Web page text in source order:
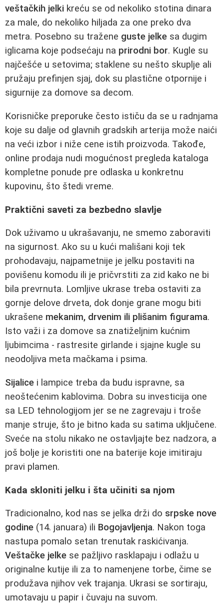
veštačkih jelki kreću se od nekoliko stotina dinara
za male, do nekoliko hiljada za one preko dva
metra. Posebno su tražene guste jelke sa dugim
iglicama koje podsećaju na prirodni bor. Kugle su
najčešće u setovima; staklene su nešto skuplje ali
pružaju prefinjen sjaj, dok su plastične otpornije i
sigurnije za domove sa decom.
Korisničke preporuke često ističu da se u radnjama
koje su dalje od glavnih gradskih arterija može naići
na veći izbor i niže cene istih proizvoda. Takođe,
online prodaja nudi mogućnost pregleda kataloga
kompletne ponude pre odlaska u konkretnu
kupovinu, što štedi vreme.
Praktični saveti za bezbedno slavlje
Dok uživamo u ukrašavanju, ne smemo zaboraviti
na sigurnost. Ako su u kući mališani koji tek
prohodavaju, najpametnije je jelku postaviti na
povišenu komodu ili je pričvrstiti za zid kako ne bi
bila prevrnuta. Lomljive ukrase treba ostaviti za
gornje delove drveta, dok donje grane mogu biti
ukrašene mekanim, drvenim ili plišanim figurama.
Isto važi i za domove sa znatiželjnim kućnim
ljubimcima - rastresite girlande i sjajne kugle su
neodoljiva meta mačkama i psima.
Sijalice i lampice treba da budu ispravne, sa
neoštećenim kablovima. Dobra su investicija one
sa LED tehnologijom jer se ne zagrevaju i troše
manje struje, što je bitno kada su satima uključene.
Sveće na stolu nikako ne ostavljajte bez nadzora, a
još bolje je koristiti one na baterije koje imitiraju
pravi plamen.
Kada skloniti jelku i šta učiniti sa njom
Tradicionalno, kod nas se jelka drži do srpske nove
godine (14. januara) ili Bogojavljenja. Nakon toga
nastupa pomalo setan trenutak raskićivanja.
Veštačke jelke se pažljivo rasklapaju i odlažu u
originalne kutije ili za to namenjene torbe, čime se
produžava njihov vek trajanja. Ukrasi se sortiraju,
umotavaju u papir i čuvaju na suvom.